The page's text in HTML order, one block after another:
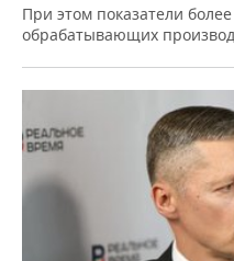
При этом показатели
обрабатывающих